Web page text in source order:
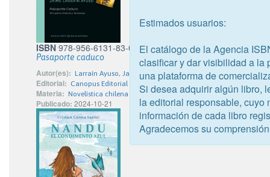
ISBN 978-956-6131-83-0
Pasaporte caduco
Autor(es): Larraín Ayuso, Jaime
Editorial: Canopus Editorial Digital S.P.A.
Materia: Novelística chilena
Publicado: 2024-10-21
Estimados usuarios:
El catálogo de la Agencia
clasificar y dar visibilidad a la
una plataforma de
Si desea adquirir algún libro,
la editorial responsable, cuyo
información de cada libro
Agradecemos su